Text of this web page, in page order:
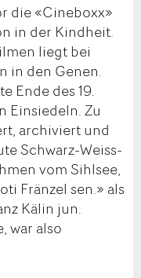
die «Cineboxx»
in der Kindheit.
liegt bei
in den Genen.
Ende des 19.
Einsiedeln. Zu
archiviert und
Schwarz-Weiss-
vom Sihlsee,
Fränzel sen.» als
Kälin jun.
war also